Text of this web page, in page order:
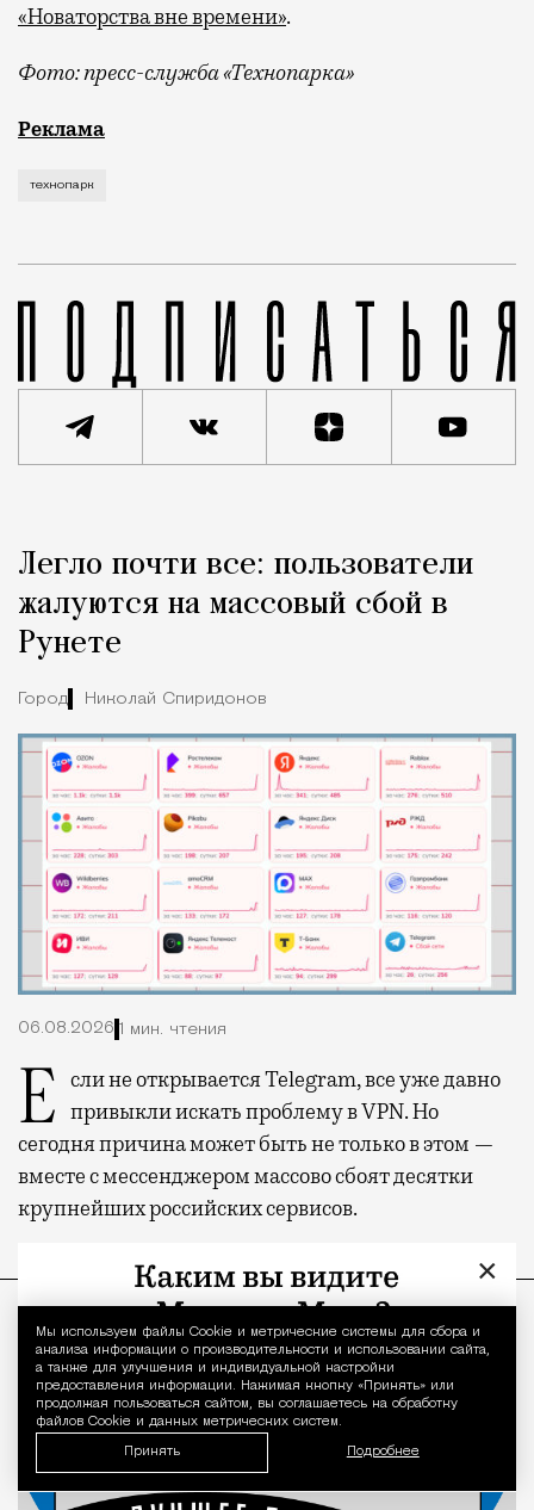
Уведомление
Мы используем файлы Сookie и метрические системы для сбора и
анализа информации о производительности и использовании сайта,
а также для улучшения и индивидуальной настройки
предоставления информации. Нажимая кнопку «Принять» или
продолжая пользоваться сайтом, вы соглашаетесь на обработку
файлов Cookie и данных метрических систем.
Принять Подробнее
«Новаторства вне времени».
Фото: пресс-служба «Технопарка»
Рекламные кампании техники редко выходят за
Реклама
технопарк
Город
Легло почти все: пользователи
жалуются на массовый сбой в
Рунете
Город Николай Спиридонов
06.08.2026 1 мин. чтения
Если не открывается Telegram, все уже давно привыкли искать проблему в VPN. Но
сегодня причина может быть не только в этом —
вместе с мессенджером массово сбоят десятки
крупнейших российских сервисов.
ПРОДОЛЖЕНИЕ НИЖЕ ×